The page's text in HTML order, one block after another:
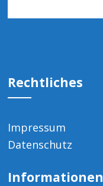
Rechtliches
Impressum
Datenschutz
Informationen